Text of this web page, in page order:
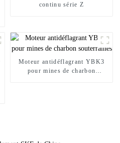
continu série Z
Moteur antidéflagrant YBK3
pour mines de charbon